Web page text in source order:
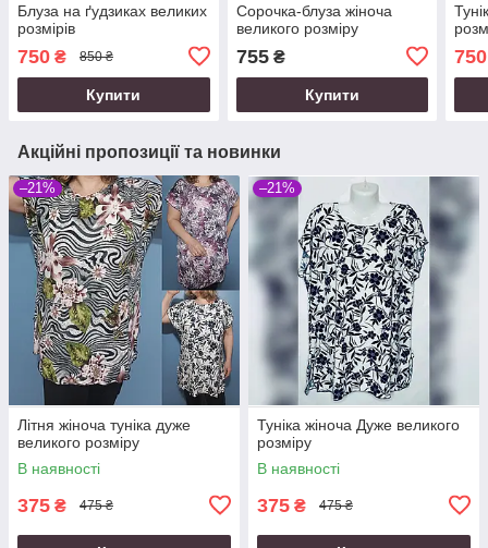
Блуза на ґудзиках великих
розмірів
750 ₴ 850 ₴
Купити
Сорочка-блуза жіноча
великого розміру
755₴
Купити
750
Акційні пропозиції та новинки
–21%
Літня жіноча туніка дуже
великого розміру
В наявності
375 ₴ 475 ₴
–21%
Туніка жіноча Дуже великого
розміру
В наявності
375 ₴ 475 ₴